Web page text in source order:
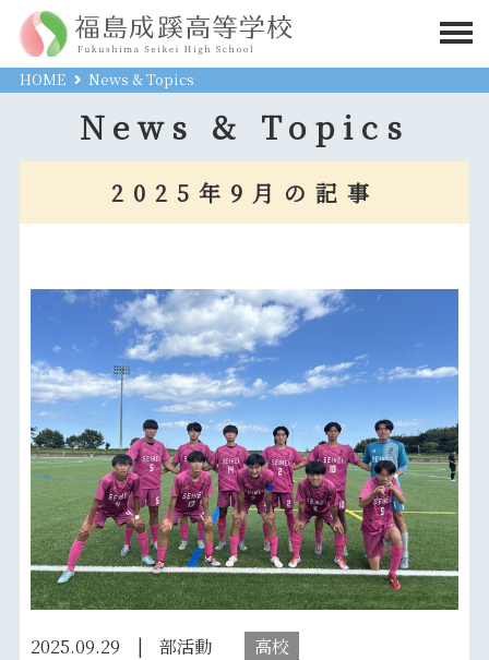
HOME News & Topics
News & Topics
2025年9月の記事
2025.09.29 部活動 高校